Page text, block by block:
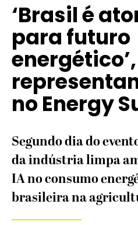
‘Brasil é
para futuro
no Energy
Segundo dia do
da indústria limpa
IA no consumo
brasileira na